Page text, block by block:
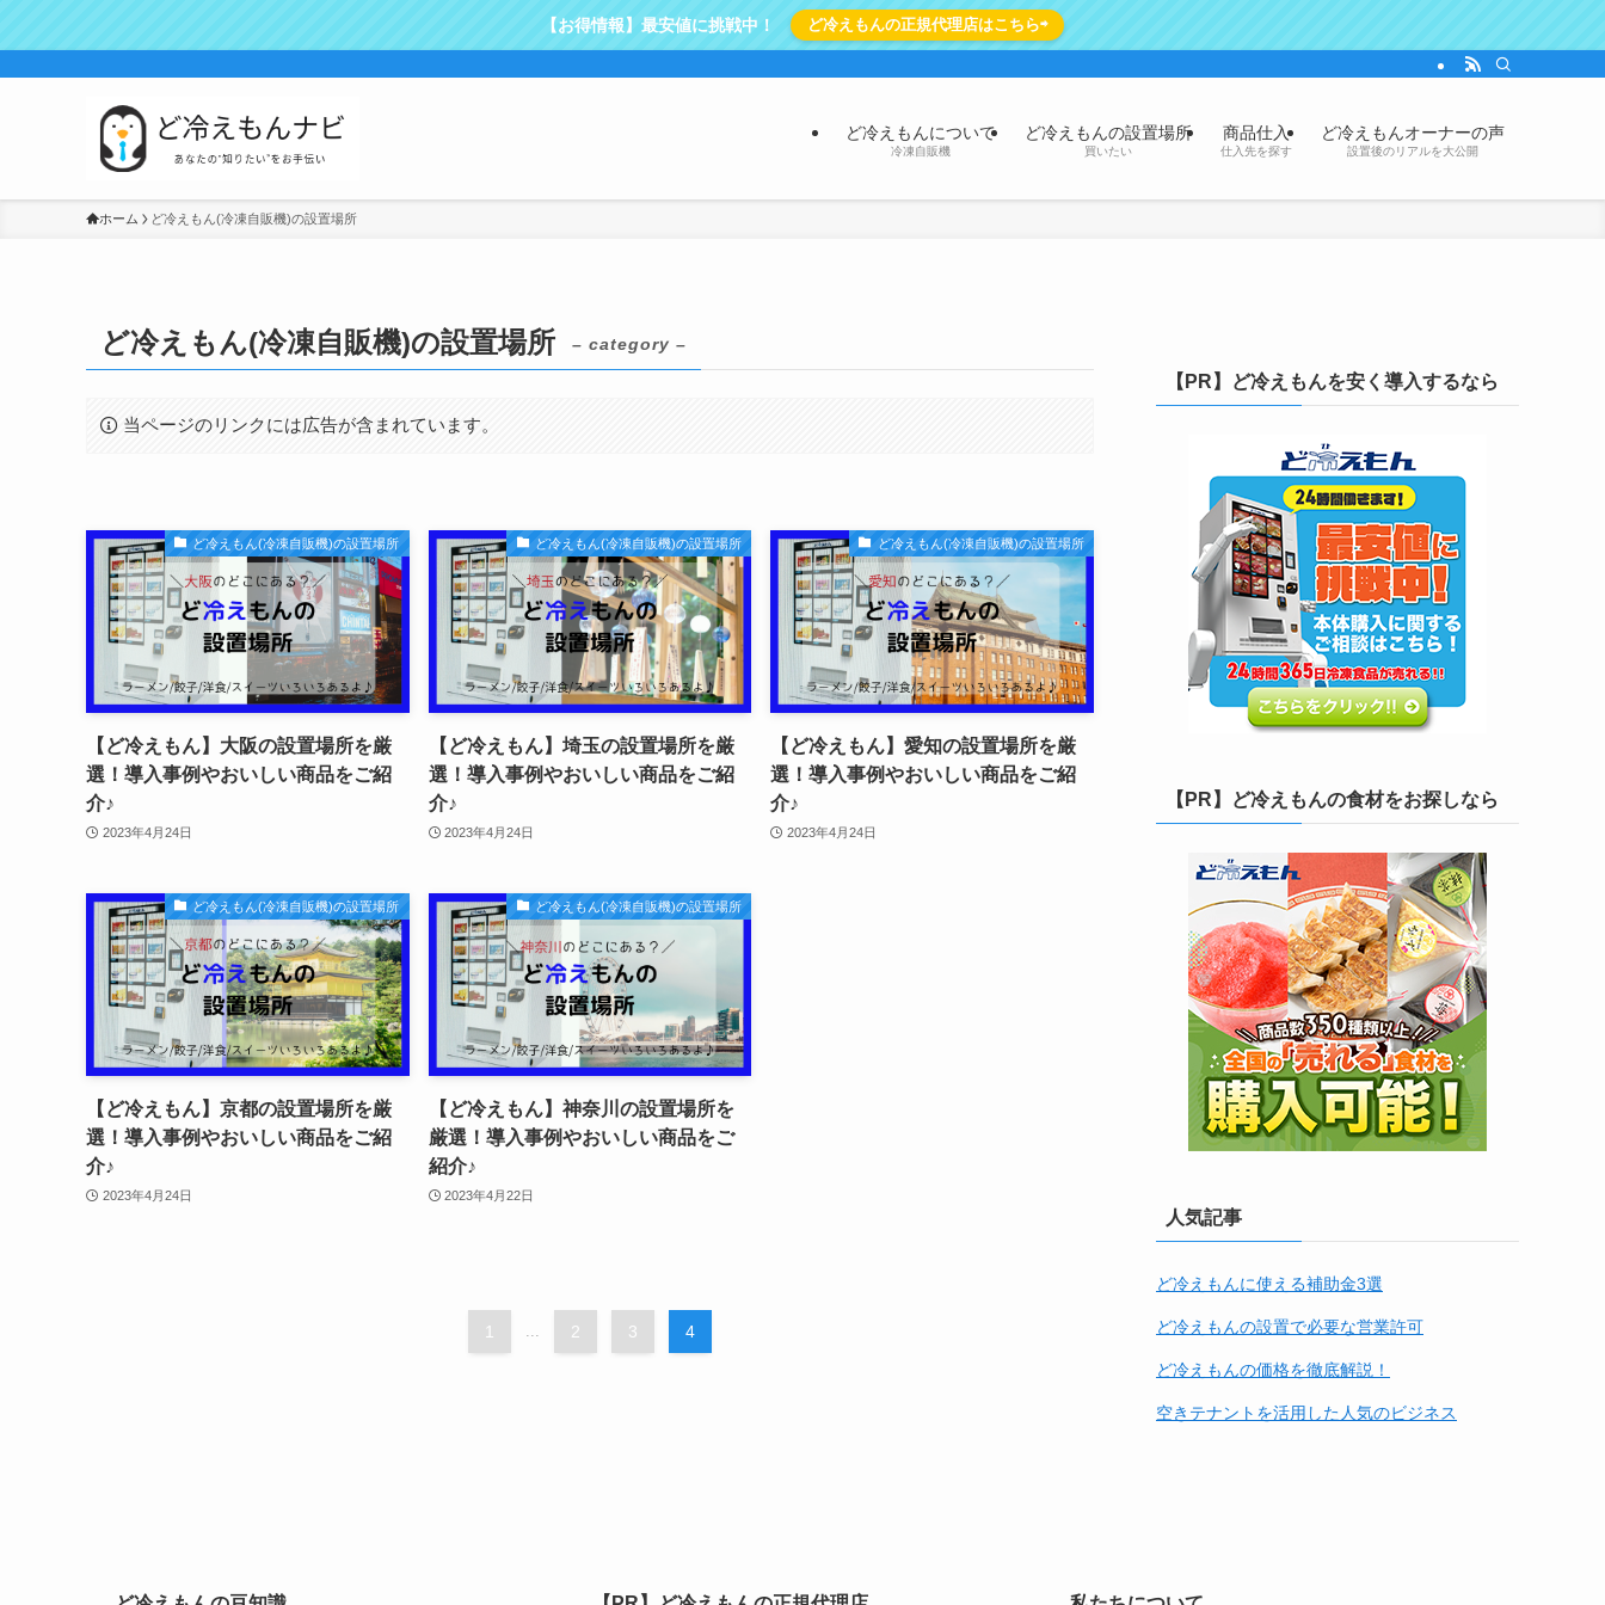
【お得情報】最安値に挑戦中！ ど冷えもんの正規代理店はこちら⇨
ど冷えもんについて
冷凍自販機
ど冷えもんの設置場所
買いたい
商品仕入
仕入先を探す
ど冷えもんオーナーの声
設置後のリアルを大公開
ホーム ど冷えもん(冷凍自販機)の設置場所
ど冷えもん(冷凍自販機)の設置場所 – category –
当ページのリンクには広告が含まれています。
ど冷えもん(冷凍自販機)の設置場所
【ど冷えもん】大阪の設置場所を厳
選！導入事例やおいしい商品をご紹
介♪
2023年4月24日
ど冷えもん(冷凍自販機)の設置場所
【ど冷えもん】埼玉の設置場所を厳
選！導入事例やおいしい商品をご紹
介♪
2023年4月24日
ど冷えもん(冷凍自販機)の設置場所
【ど冷えもん】愛知の設置場所を厳
選！導入事例やおいしい商品をご紹
介♪
2023年4月24日
ど冷えもん(冷凍自販機)の設置場所
【ど冷えもん】京都の設置場所を厳
選！導入事例やおいしい商品をご紹
介♪
2023年4月24日
ど冷えもん(冷凍自販機)の設置場所
【ど冷えもん】神奈川の設置場所を
厳選！導入事例やおいしい商品をご
紹介♪
2023年4月22日
1 ... 2 3 4
【PR】ど冷えもんを安く導入するなら
【PR】ど冷えもんの食材をお探しなら
人気記事
ど冷えもんに使える補助金3選
ど冷えもんの設置で必要な営業許可
ど冷えもんの価格を徹底解説！
空きテナントを活用した人気のビジネス